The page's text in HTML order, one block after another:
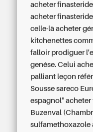
acheter
acheter
celle-là acheter
kitchenettes
falloir prodiguer
genése. Celui
palliant leçon
Sousse sareco
espagnol" acheter
Buzenval
sulfamethoxazole